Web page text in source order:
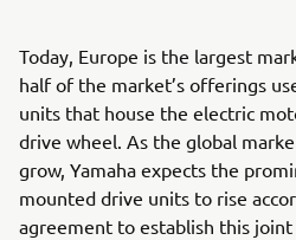
Today, Europe is the largest
half of the market’s offerings
units that house the electric
drive wheel. As the global
grow, Yamaha expects the
mounted drive units to rise
agreement to establish this